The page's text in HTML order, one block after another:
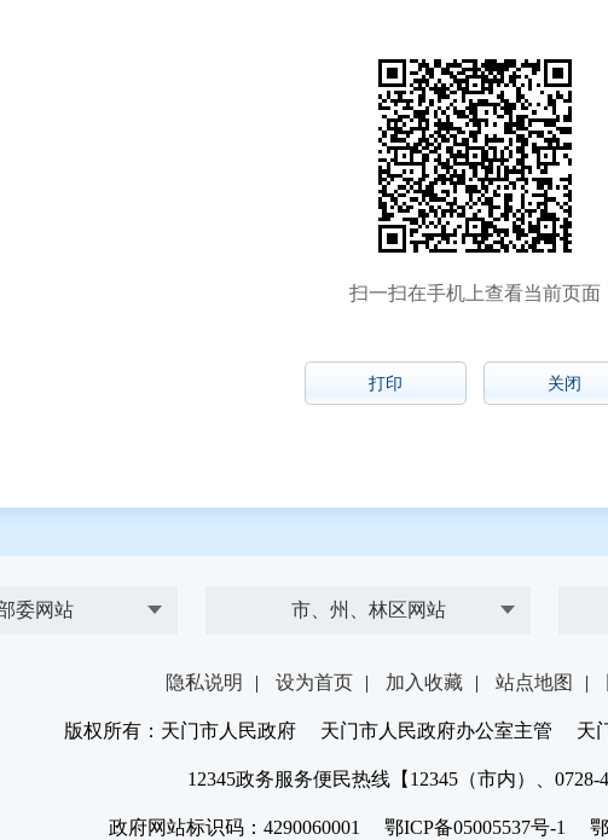
扫一扫在手机上查看当前页面
打印 关闭
委网站 市、州、林区网站
隐私说明 | 设为首页 | 加入收藏 | 站点地图 |
版权所有：天门市人民政府 天门市人民政府办公室主管 天
12345政务服务便民热线【12345（市内）、0728-
政府网站标识码：4290060001 鄂ICP备05005537号-1 鄂